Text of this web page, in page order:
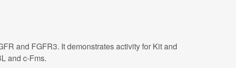
and FGFR3. It demonstrates activity for Kit and
and c-Fms.